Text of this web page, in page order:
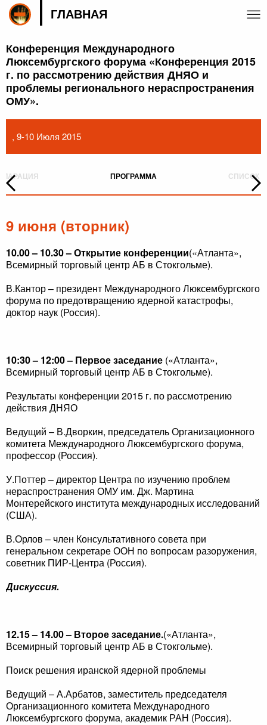
ГЛАВНАЯ
Конференция Международного
Люксембургского форума «Конференция 2015
г. по рассмотрению действия ДНЯО и
проблемы регионального нераспространения
ОМУ».
, 9-10 Июля 2015
ПРОГРАММА СПИСОК
9 июня (вторник)
10.00 – 10.30 – Открытие конференции(«Атланта»,
Всемирный торговый центр АБ в Стокгольме).
В.Кантор – президент Международного Люксембургского
форума по предотвращению ядерной катастрофы,
доктор наук (Россия).
10:30 – 12:00 – Первое заседание («Атланта»,
Всемирный торговый центр АБ в Стокгольме).
Результаты конференции 2015 г. по рассмотрению
действия ДНЯО
Ведущий ­– В.Дворкин, председатель Организационного
комитета Международного Люксембургского форума,
профессор (Россия).
У.Поттер – директор Центра по изучению проблем
нераспространения ОМУ им. Дж. Мартина
Монтерейского института международных исследований
(США).
В.Орлов – член Консультативного совета при
генеральном секретаре ООН по вопросам разоружения,
советник ПИР-Центра (Россия).
Дискуссия.
12.15 – 14.00 – Второе заседание.(«Атланта»,
Всемирный торговый центр АБ в Стокгольме).
Поиск решения иранской ядерной проблемы
Ведущий – А.Арбатов, заместитель председателя
Организационного комитета Международного
Люксембургского форума, академик РАН (Россия).